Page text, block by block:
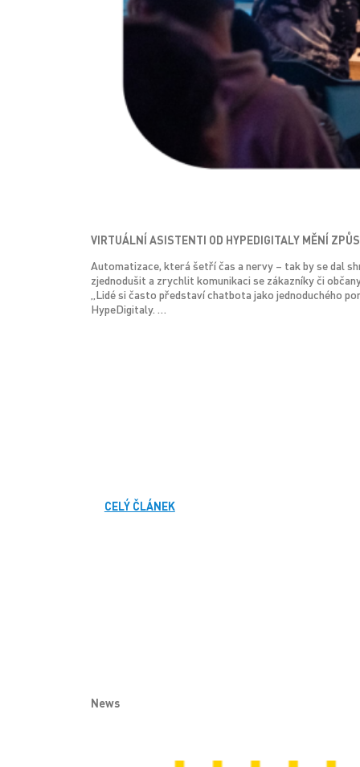
VIRTUÁLNÍ ASISTENTI OD HYPEDIGITALY MĚNÍ
Automatizace, která šetří čas a nervy – tak by se dal
zjednodušit a zrychlit komunikaci se zákazníky či
„Lidé si často představí chatbota jako jednoduchého
HypeDigitaly. …
CELÝ ČLÁNEK
News